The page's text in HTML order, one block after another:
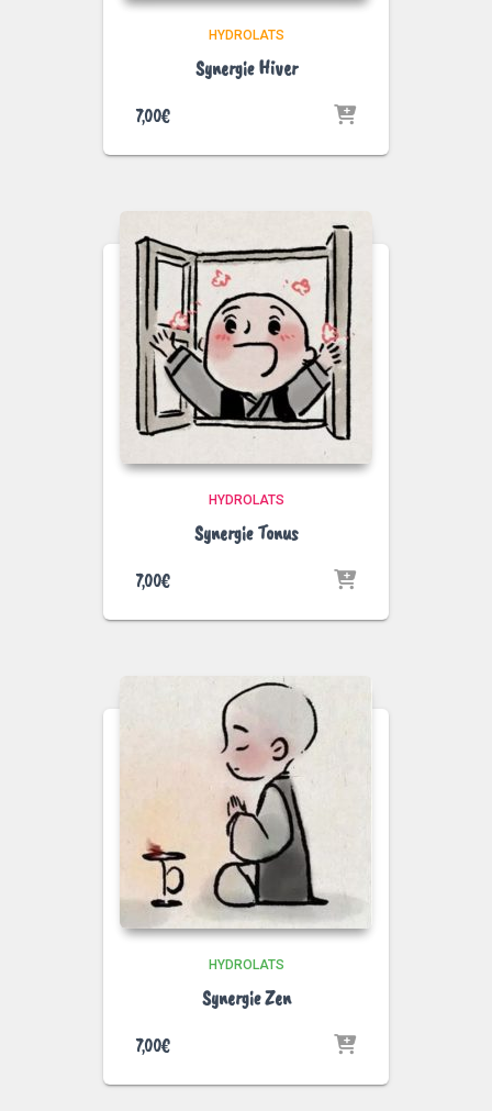
HYDROLATS
Synergie Hiver
7,00€
HYDROLATS
Synergie Tonus
7,00€
HYDROLATS
Synergie Zen
7,00€